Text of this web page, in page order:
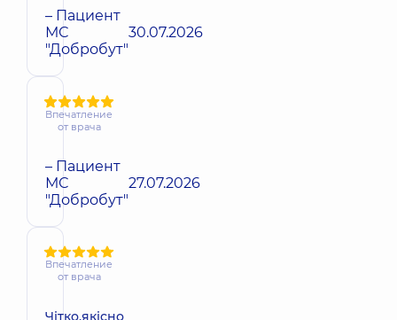
– Пациент
МС
"Добробут"
30.07.2026
Впечатление
от врача
– Пациент
МС
"Добробут"
27.07.2026
Впечатление
от врача
Чітко,якісно